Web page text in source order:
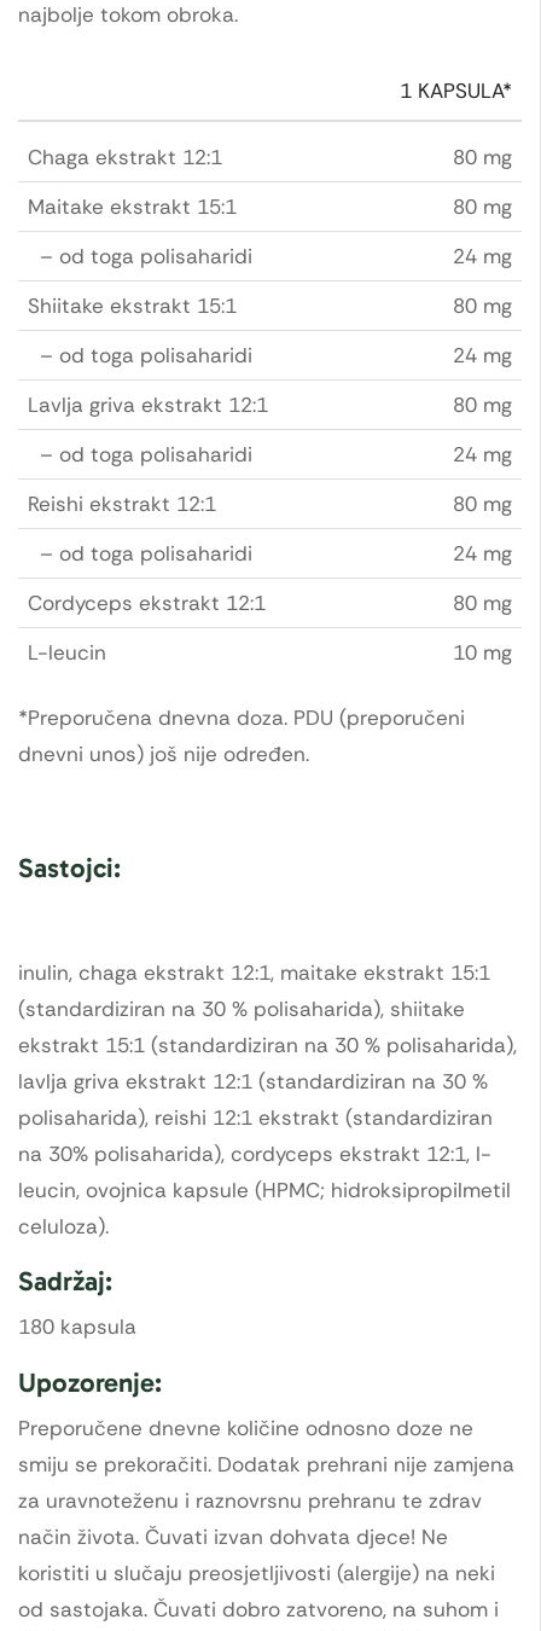
najbolje tokom obroka.
1 KAPSULA*
Chaga ekstrakt 12:1
80 mg
Maitake ekstrakt 15:1
80 mg
– od toga polisaharidi
24 mg
Shiitake ekstrakt 15:1
80 mg
– od toga polisaharidi
24 mg
Lavlja griva ekstrakt 12:1
80 mg
– od toga polisaharidi
24 mg
Reishi ekstrakt 12:1
80 mg
– od toga polisaharidi
24 mg
Cordyceps ekstrakt 12:1
80 mg
L-leucin
10 mg
*Preporučena dnevna doza. PDU (preporučeni
dnevni unos) još nije određen.
Sastojci:
inulin, chaga ekstrakt 12:1, maitake ekstrakt 15:1
(standardiziran na 30 % polisaharida), shiitake
ekstrakt 15:1 (standardiziran na 30 % polisaharida),
lavlja griva ekstrakt 12:1 (standardiziran na 30 %
polisaharida), reishi 12:1 ekstrakt (standardiziran
na 30% polisaharida), cordyceps ekstrakt 12:1, l-
leucin, ovojnica kapsule (HPMC; hidroksipropilmetil
celuloza).
Sadržaj:
180 kapsula
Upozorenje:
Preporučene dnevne količine odnosno doze ne
smiju se prekoračiti. Dodatak prehrani nije zamjena
za uravnoteženu i raznovrsnu prehranu te zdrav
način života. Čuvati izvan dohvata djece! Ne
koristiti u slučaju preosjetljivosti (alergije) na neki
od sastojaka. Čuvati dobro zatvoreno, na suhom i